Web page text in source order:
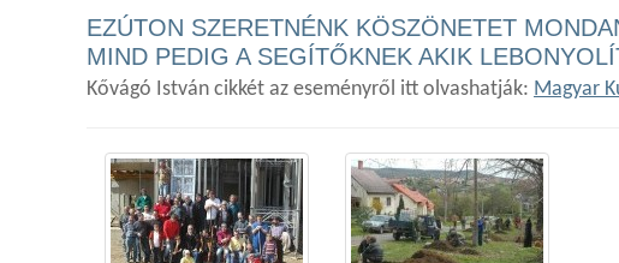
EZÚTON SZERETNÉNK KÖSZÖNETET
MIND PEDIG A SEGÍTŐKNEK AKIK
Kővágó István cikkét az eseményről itt olvashatják: Magyar